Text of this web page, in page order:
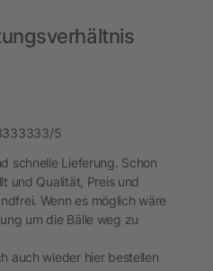
5
schnelle Lieferung. Schon
und Qualität, Preis und
Wenn es möglich wäre
um die Bälle weg zu
auch wieder hier bestellen